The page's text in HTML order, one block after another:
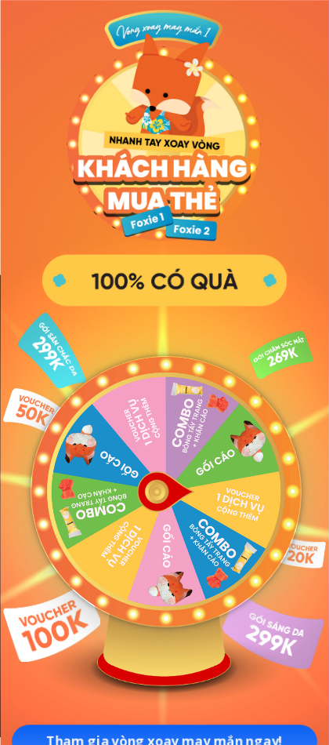
Tham gia vòng xoay may mắn ngay!